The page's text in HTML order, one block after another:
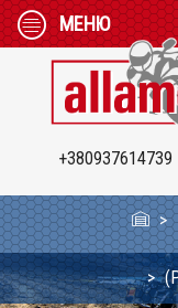
МЕНЮ
+380937614739